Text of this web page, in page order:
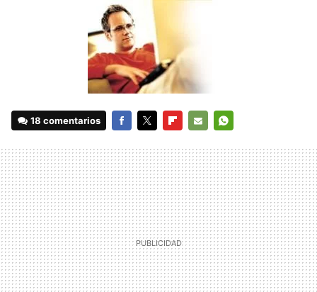
18 comentarios
MAIL